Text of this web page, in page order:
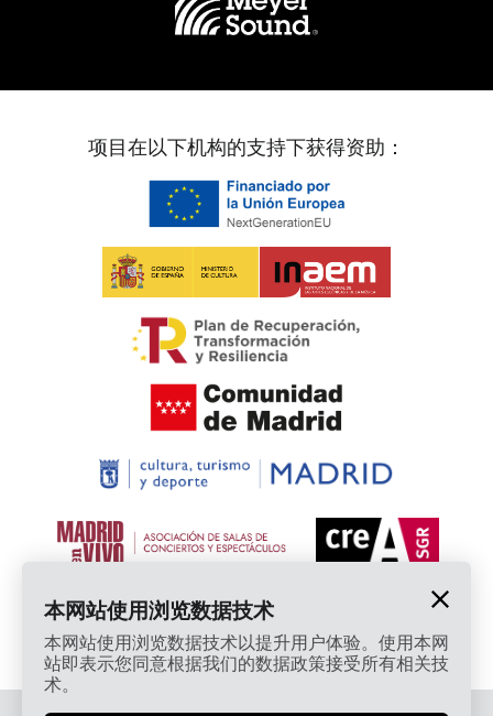
项目在以下机构的支持下获得资助：
本网站使用浏览数据技术
本网站使用浏览数据技术以提升用户体验。使用本网
站即表示您同意根据我们的数据政策接受所有相关技
术。